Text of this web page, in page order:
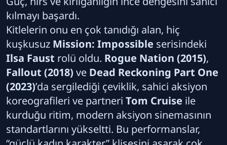
kılmayı başardı.
Kitlelerin onu en çok tanıdığı alan, hiç
kuşkusuz Mission: Impossible serisindeki
Ilsa Faust rolü oldu. Rogue Nation (2015),
Fallout (2018) ve Dead Reckoning Part One
(2023)’da sergilediği çeviklik, sahici aksiyon
koreografileri ve partneri Tom Cruise ile
kurduğu ritim, modern aksiyon sinemasının
standartlarını yükseltti. Bu performanslar,